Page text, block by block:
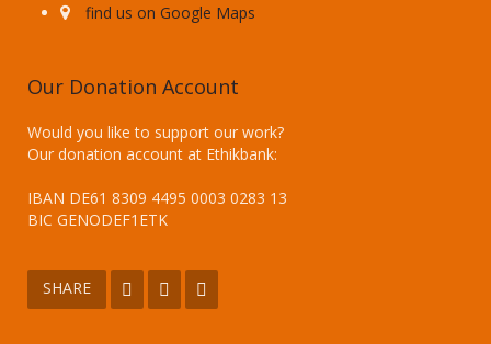
find us on Google Maps
Our Donation Account
Would you like to support our work?
Our donation account at Ethikbank:
IBAN DE61 8309 4495 0003 0283 13
BIC GENODEF1ETK
SHARE